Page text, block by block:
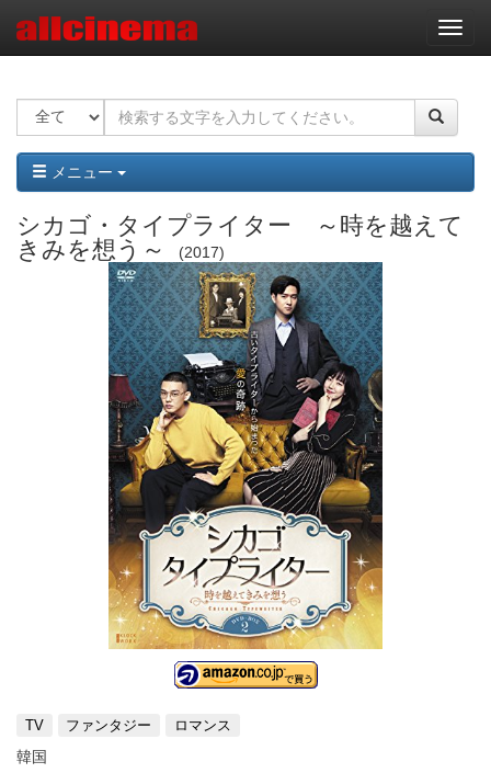
ナ
ビ
ー
ョ
ン
メニュー
シカゴ・タイプライター ～時を越えて
きみを想う～
2017
TV ファンタジー ロマンス
韓国